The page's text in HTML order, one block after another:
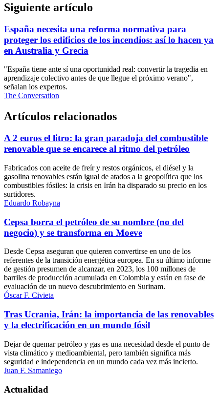
Siguiente artículo
España necesita una reforma normativa para
proteger los edificios de los incendios: así lo hacen ya
en Australia y Grecia
"España tiene ante sí una oportunidad real: convertir la tragedia en
aprendizaje colectivo antes de que llegue el próximo verano",
señalan los expertos.
The Conversation
Artículos relacionados
A 2 euros el litro: la gran paradoja del combustible
renovable que se encarece al ritmo del petróleo
Fabricados con aceite de freír y restos orgánicos, el diésel y la
gasolina renovables están igual de atados a la geopolítica que los
combustibles fósiles: la crisis en Irán ha disparado su precio en los
surtidores.
Eduardo Robayna
Cepsa borra el petróleo de su nombre (no del
negocio) y se transforma en Moeve
Desde Cepsa aseguran que quieren convertirse en uno de los
referentes de la transición energética europea. En su último informe
de gestión presumen de alcanzar, en 2023, los 100 millones de
barriles de producción acumulada en Colombia y están en fase de
evaluación de un nuevo descubrimiento en Surinam.
Óscar F. Civieta
Tras Ucrania, Irán: la importancia de las renovables
y la electrificación en un mundo fósil
Dejar de quemar petróleo y gas es una necesidad desde el punto de
vista climático y medioambiental, pero también significa más
seguridad e independencia en un mundo cada vez más incierto.
Juan F. Samaniego
Actualidad